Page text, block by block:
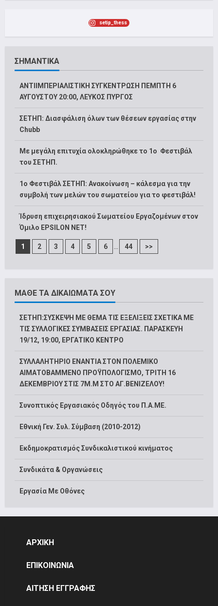
setip_thess
ΣΗΜΑΝΤΙΚΑ
ΑΝΤΙΙΜΠΕΡΙΑΛΙΣΤΙΚΗ ΣΥΓΚΕΝΤΡΩΣΗ ΠΕΜΠΤΗ 6
ΑΥΓΟΥΣΤΟΥ 20:00, ΛΕΥΚΟΣ ΠΥΡΓΟΣ
ΣΕΤΗΠ: Διασφάλιση όλων των θέσεων εργασίας στην
Chubb
Με μεγάλη επιτυχία ολοκληρώθηκε το 1ο Φεστιβάλ
του ΣΕΤΗΠ.
1o Φεστιβάλ ΣΕΤΗΠ: Ανακοίνωση – κάλεσμα για την
συμβολή των μελών του σωματείου για το φεστιβάλ!
Ίδρυση επιχειρησιακού Σωματείου Εργαζομένων στον
Όμιλο EPSILON NET!
1 2 3 4 5 6 ... 44 >>
ΜΑΘΕ ΤΑ ΔΙΚΑΙΩΜΑΤΑ ΣΟΥ
ΣΕΤΗΠ:ΣΥΣΚΕΨΗ ΜΕ ΘΕΜΑ ΤΙΣ ΕΞΕΛΙΞΕΙΣ ΣΧΕΤΙΚΑ ΜΕ
ΤΙΣ ΣΥΛΛΟΓΙΚΕΣ ΣΥΜΒΑΣΕΙΣ ΕΡΓΑΣΙΑΣ. ΠΑΡΑΣΚΕΥΗ
19/12, 19:00, ΕΡΓΑΤΙΚΟ ΚΕΝΤΡΟ
ΣΥΛΛΑΛΗΤΗΡΙΟ ΕΝΑΝΤΙΑ ΣΤΟΝ ΠΟΛΕΜΙΚΟ
ΑΙΜΑΤΟΒΑΜΜΕΝΟ ΠΡΟΫΠΟΛΟΓΙΣΜΟ, ΤΡΙΤΗ 16
ΔΕΚΕΜΒΡΙΟΥ ΣΤΙΣ 7Μ.Μ ΣΤΟ ΑΓ.ΒΕΝΙΖΕΛΟΥ!
Συνοπτικός Εργασιακός Οδηγός του Π.Α.ΜΕ.
Εθνική Γεν. Συλ. Σύμβαση (2010-2012)
Εκδημοκρατισμός Συνδικαλιστικού κινήματος
Συνδικάτα & Οργανώσεις
Εργασία Με Οθόνες
ΑΡΧΙΚΗ
ΕΠΙΚΟΙΝΩΝΙΑ
ΑΙΤΗΣΗ ΕΓΓΡΑΦΗΣ